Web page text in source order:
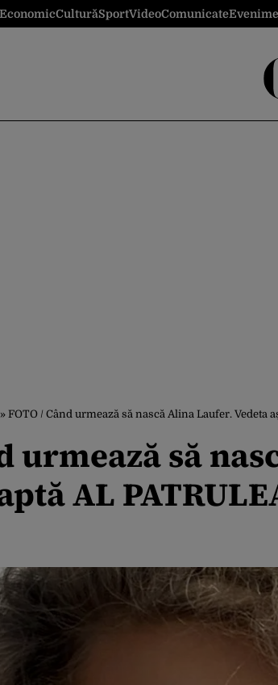
EconomicCulturăSportVideoComunicate
» FOTO / Când urmează să nască Alina Laufer. Vedeta
urmează să
AL